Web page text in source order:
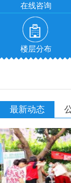
在线咨询
楼层分布
最新动态